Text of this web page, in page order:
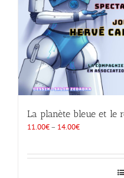
La planète bleue et le
11.00€– 14.00€